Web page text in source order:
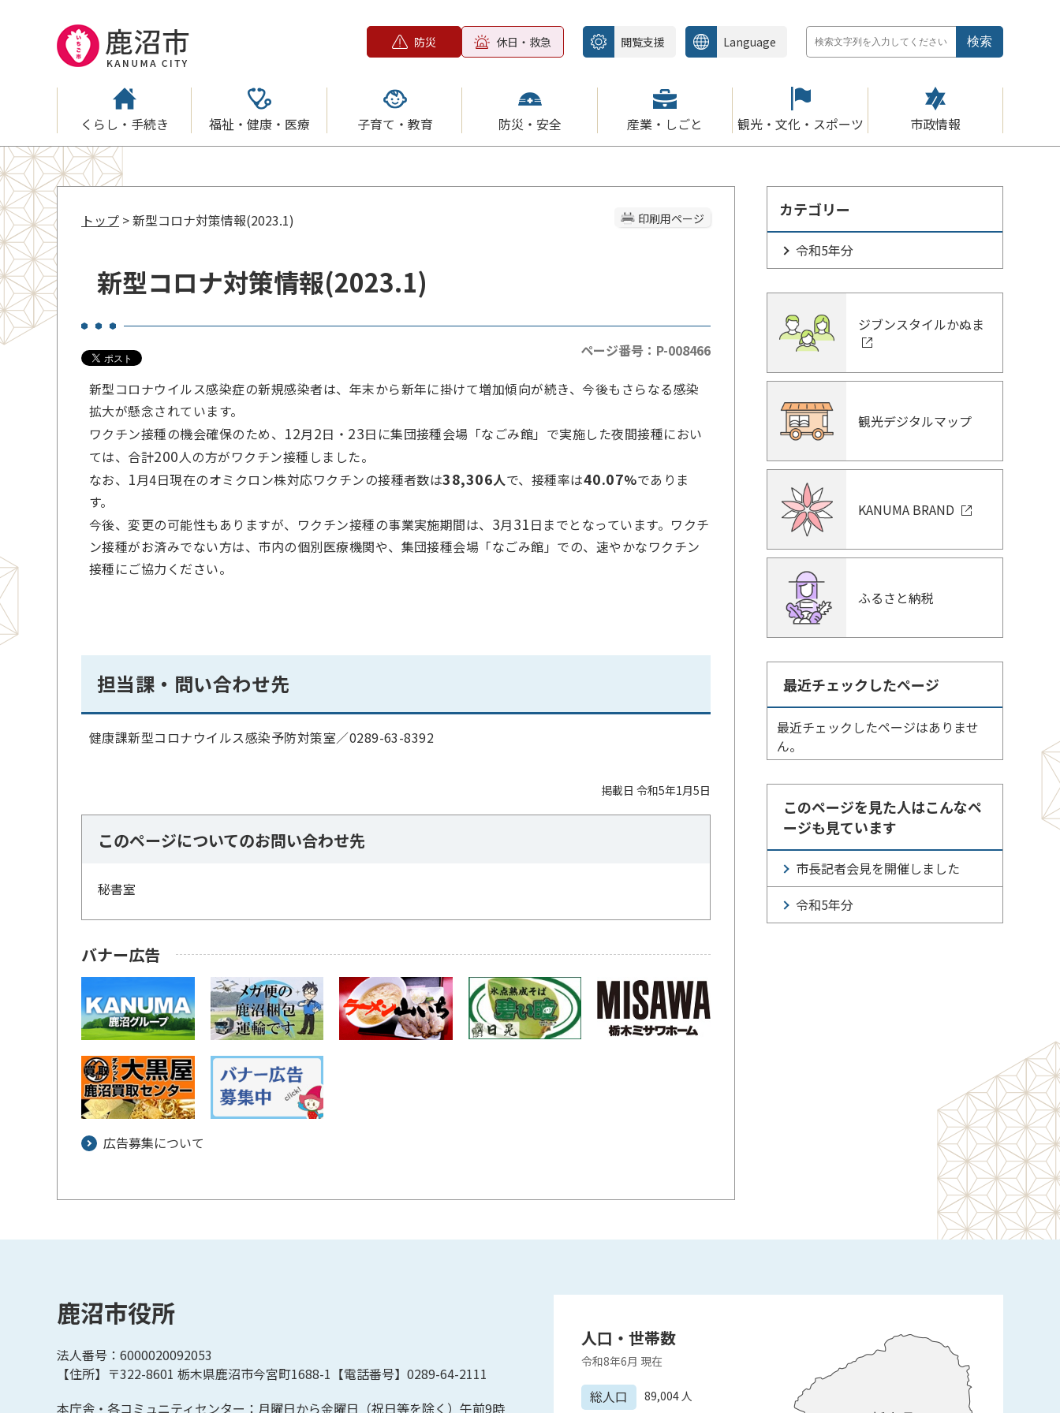
防災 休日・救急 閲覧支援 Language
くらし・手続き 福祉・健康・医療 子育て・教育 防災・安全 産業・しごと 観光・文化・スポーツ 市政情報
印刷用ページ
トップ > 新型コロナ対策情報(2023.1)
新型コロナ対策情報(2023.1)
ページ番号：P-008466
新型コロナウイルス感染症の新規感染者は、年末から新年に掛けて増加傾向が続き、今後もさらなる感染
拡大が懸念されています。
ワクチン接種の機会確保のため、 12月2日・ 23日に集団接種会場「なごみ館」で実施した夜間接種におい
ては、合計200人の方がワクチン接種しました。
なお、 1月4日現在のオミクロン株対応ワクチンの接種者数は38,306人で、接種率は40.07%でありま
す。
今後、変更の可能性もありますが、ワクチン接種の事業実施期間は、 3月31日までとなっています。ワクチ
ン接種がお済みでない方は、市内の個別医療機関や、集団接種会場「なごみ館」での、速やかなワクチン
接種にご協力ください。
担当課・問い合わせ先
健康課新型コロナウイルス感染予防対策室／0289-63-8392
掲載日 令和5年1月5日
このページについてのお問い合わせ先
秘書室
バナー広告
広告募集について
カテゴリー
令和5年分
ジブンスタイルかぬま
観光デジタルマップ
KANUMA BRAND
ふるさと納税
最近チェックしたページ
最近チェックしたページはありませ
ん。
このページを見た人はこんなペ
ージも見ています
市長記者会見を開催しました
令和5年分
鹿沼市役所
法人番号：6000020092053
【住所】〒322-8601 栃木県鹿沼市今宮町1688-1【電話番号】0289-64-2111
本庁舎・各コミュニティセンター：月曜日から金曜日（祝日等を除く）午前9時
人口・世帯数
令和8年6月 現在
総人口 89,004 人